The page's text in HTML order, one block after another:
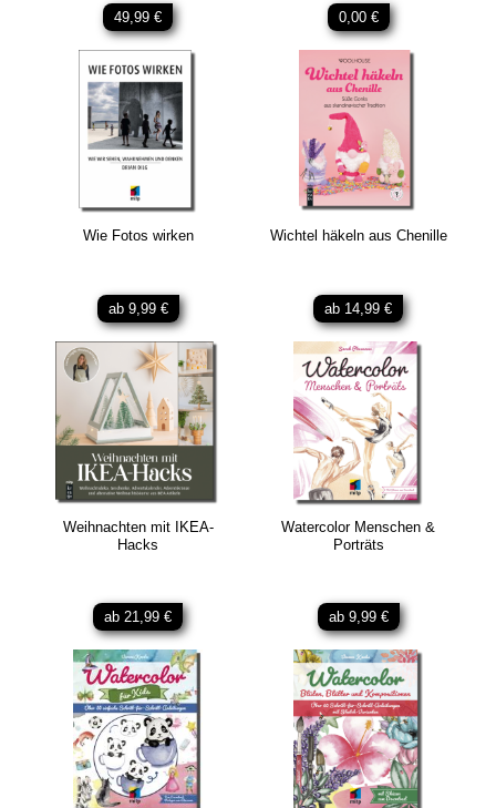
49,99 € 0,00 €
Wie Fotos wirken
ab 9,99 €
Wichtel häkeln aus Chenille
ab 14,99 €
Weihnachten mit IKEA-
Hacks
ab 21,99 €
Watercolor Menschen &
Porträts
ab 9,99 €